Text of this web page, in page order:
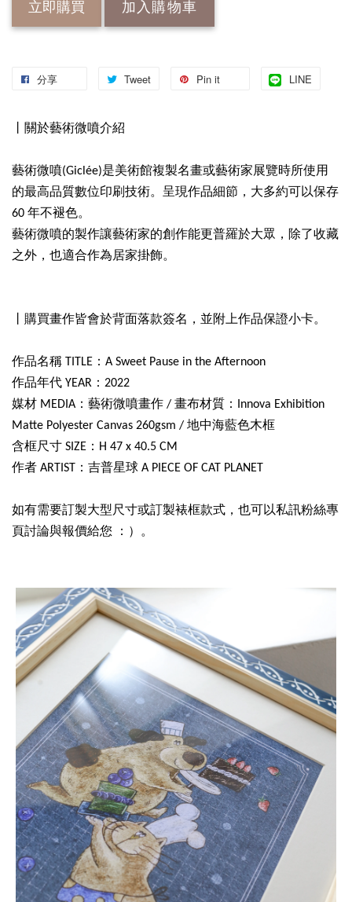
立即購買 加入購物車
分享 Tweet Pin it LINE
丨關於藝術微噴介紹
藝術微噴(Giclée)是美術館複製名畫或藝術家展覽時所使用
的最高品質數位印刷技術。呈現作品細節，大多約可以保存
60 年不褪色。
藝術微噴的製作讓藝術家的創作能更普羅於大眾，除了收藏
之外，也適合作為居家掛飾。
丨購買畫作皆會於背面落款簽名，並附上作品保證小卡。
作品名稱 TITLE：A Sweet Pause in the Afternoon
作品年代 YEAR：2022
媒材 MEDIA：藝術微噴畫作 / 畫布材質：Innova Exhibition
Matte Polyester Canvas 260gsm / 地中海藍色木框
含框尺寸 SIZE：H 47 x 40.5 CM
作者 ARTIST：吉普星球 A PIECE OF CAT PLANET
如有需要訂製大型尺寸或訂製裱框款式，也可以私訊粉絲專
頁討論與報價給您 ：）。